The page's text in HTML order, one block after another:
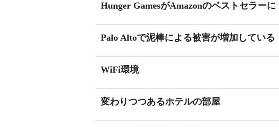
Hunger GamesがAmazonのベストセラーに
Palo Altoで泥棒による被害が増加している
WiFi環境
変わりつつあるホテルの部屋